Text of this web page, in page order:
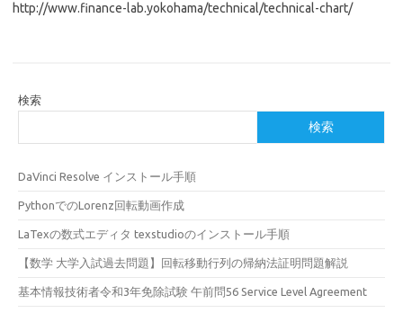
http://www.finance-lab.yokohama/technical/technical-chart/
検索
検索
DaVinci Resolve インストール手順
PythonでのLorenz回転動画作成
LaTexの数式エディタ texstudioのインストール手順
【数学 大学入試過去問題】回転移動行列の帰納法証明問題解説
基本情報技術者令和3年免除試験 午前問56 Service Level Agreement